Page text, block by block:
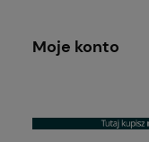
Moje konto